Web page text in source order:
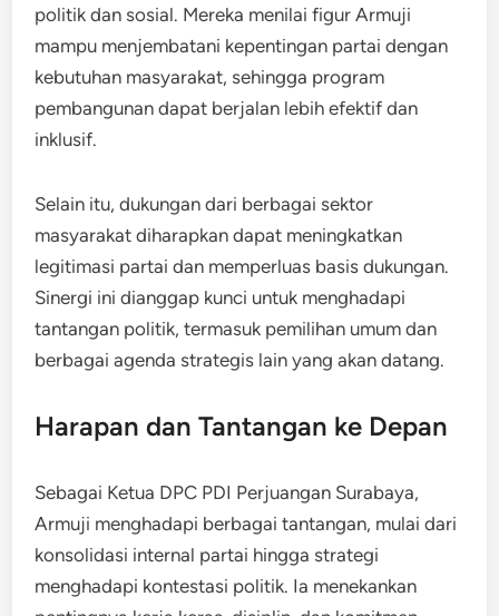
politik dan sosial. Mereka menilai figur Armuji
mampu menjembatani kepentingan partai dengan
kebutuhan masyarakat, sehingga program
pembangunan dapat berjalan lebih efektif dan
inklusif.
Selain itu, dukungan dari berbagai sektor
masyarakat diharapkan dapat meningkatkan
legitimasi partai dan memperluas basis dukungan.
Sinergi ini dianggap kunci untuk menghadapi
tantangan politik, termasuk pemilihan umum dan
berbagai agenda strategis lain yang akan datang.
Harapan dan Tantangan ke Depan
Sebagai Ketua DPC PDI Perjuangan Surabaya,
Armuji menghadapi berbagai tantangan, mulai dari
konsolidasi internal partai hingga strategi
menghadapi kontestasi politik. Ia menekankan